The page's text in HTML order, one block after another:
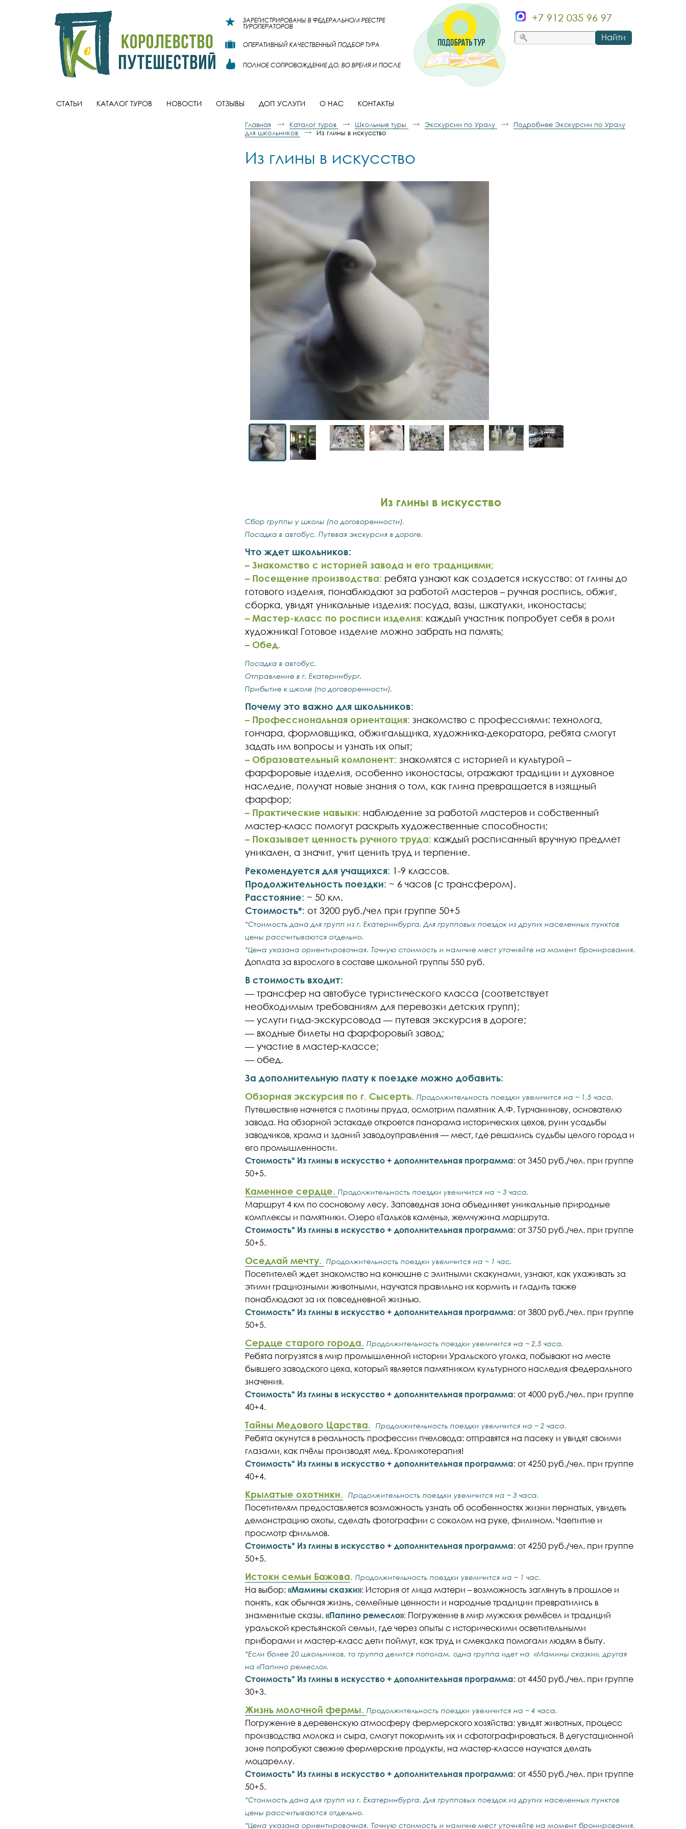
Найти
+7 912 035 96 97
ЗАРЕГИСТРИРОВАНЫ В ФЕДЕРАЛЬНОМ РЕЕСТРЕ
ТУРОПЕРАТОРОВ
ОПЕРАТИВНЫЙ КАЧЕСТВЕННЫЙ ПОДБОР ТУРА
ПОЛНОЕ СОПРОВОЖДЕНИЕ ДО, ВО ВРЕМЯ И ПОСЛЕ
СТАТЬИ КАТАЛОГ ТУРОВ НОВОСТИ ОТЗЫВЫ ДОП УСЛУГИ О НАС КОНТАКТЫ
Главная Каталог туров Школьные туры Экскурсии по Уралу
Подробнее Экскурсии по Уралу
для школьников
Из глины в искусство
Из глины в искусство
Из глины в искусство
Сбор группы у школы (по договоренности).
Посадка в автобус. Путевая экскурсия в дороге.
Что ждет школьников:
– Знакомство с историей завода и его традициями;
– Посещение производства: ребята узнают как создается искусство: от глины до
готового изделия, понаблюдают за работой мастеров – ручная роспись, обжиг,
сборка, увидят уникальные изделия: посуда, вазы, шкатулки, иконостасы;
– Мастер-класс по росписи изделия: каждый участник попробует себя в роли
художника! Готовое изделие можно забрать на память;
– Обед.
Посадка в автобус.
Отправление в г. Екатеринбург.
Прибытие к школе (по договоренности).
Почему это важно для школьников:
– Профессиональная ориентация: знакомство с профессиями: технолога,
гончара, формовщика, обжигальщика, художника-декоратора, ребята смогут
задать им вопросы и узнать их опыт;
– Образовательный компонент:знакомятся с историей и культурой –
фарфоровые изделия, особенно иконостасы, отражают традиции и духовное
наследие, получат новые знания о том, как глина превращается в изящный
фарфор;
– Практические навыки: наблюдение за работой мастеров и собственный
мастер-класс помогут раскрыть художественные способности;
– Показывает ценность ручного труда: каждый расписанный вручную предмет
уникален, а значит, учит ценить труд и терпение.
Рекомендуется для учащихся: 1-9 классов.
Продолжительность поездки: ~ 6 часов (с трансфером).
Расстояние: ~ 50 км.
Стоимость*: от 3200 руб./чел при группе 50+5
*Стоимость дана для групп из г. Екатеринбурга. Для групповых поездок из других населенных пунктов
цены рассчитываются отдельно.
*Цена указана ориентировочная. Точную стоимость и наличие мест уточняйте на момент бронирования.
Доплата за взрослого в составе школьной группы 550 руб.
В стоимость входит:
— трансфер на автобусе туристического класса (соответствует
необходимым требованиям для перевозки детских групп);
— услуги гида-экскурсовода — путевая экскурсия в дороге;
— входные билеты на фарфоровый завод;
— участие в мастер-классе;
— обед.
За дополнительную плату к поездке можно добавить:
Обзорная экскурсия по г. Сысерть.Продолжительность поездки увеличится на ~ 1,5 часа.
Путешествие начнется с плотины пруда, осмотрим памятник А.Ф. Турчанинову, основателю
завода. На обзорной эстакаде откроется панорама исторических цехов, руин усадьбы
заводчиков, храма и зданий заводоуправления — мест, где решались судьбы целого города и
его промышленности.
Стоимость* Из глины в искусство + дополнительная программа:от 3450 руб./чел. при группе
50+5.
Каменное сердце.Продолжительность поездки увеличится на ~ 3 часа.
Маршрут 4 км по сосновому лесу. Заповедная зона объединяет уникальные природные
комплексы и памятники. Озеро «Тальков камень», жемчужина маршрута.
Стоимость* Из глины в искусство + дополнительная программа:от 3750 руб./чел. при группе
50+5.
Оседлай мечту. Продолжительность поездки увеличится на ~ 1 час.
Посетителей ждет знакомство на конюшне с элитными скакунами, узнают, как ухаживать за
этими грациозными животными, научатся правильно их кормить и гладить также
понаблюдают за их повседневной жизнью.
Стоимость* Из глины в искусство + дополнительная программа:от 3800 руб./чел. при группе
50+5.
Сердце старого города. Продолжительность поездки увеличится на ~ 2,5 часа.
Ребята погрузятся в мир промышленной истории Уральского уголка, побывают на месте
бывшего заводского цеха, который является памятником культурного наследия федерального
значения.
Стоимость* Из глины в искусство + дополнительная программа:от 4000 руб./чел. при группе
40+4.
Тайны Медового Царства. Продолжительность поездки увеличится на ~ 2 часа.
Ребята окунутся в реальность профессии пчеловода: отправятся на пасеку и увидят своими
глазами, как пчёлы производят мед. Кроликотерапия!
Стоимость* Из глины в искусство + дополнительная программа:от 4250 руб./чел. при группе
40+4.
Крылатые охотники. Продолжительность поездки увеличится на ~ 3 часа.
Посетителям предоставляется возможность узнать об особенностях жизни пернатых, увидеть
демонстрацию охоты, сделать фотографии с соколом на руке, филином. Чаепитие и
просмотр фильмов.
Стоимость* Из глины в искусство + дополнительная программа:от 4250 руб./чел. при группе
50+5.
Истоки семьи Бажова. Продолжительность поездки увеличится на ~ 1 час.
На выбор:«Мамины сказки»: История от лица матери – возможность заглянуть в прошлое и
понять, как обычная жизнь, семейные ценности и народные традиции превратились в
знаменитые сказы.«Папино ремесло»: Погружение в мир мужских ремёсел и традиций
уральской крестьянской семьи, где через опыты с историческими осветительными
приборами и мастер-класс дети поймут, как труд и смекалка помогали людям в быту.
*Если более 20 школьников, то группа делится пополам, одна группа идет на «Мамины сказки», другая
на «Папино ремесло».
Стоимость* Из глины в искусство + дополнительная программа:от 4450 руб./чел. при группе
30+3.
Жизнь молочной фермы.Продолжительность поездки увеличится на ~ 4 часа.
Погружение в деревенскую атмосферу фермерского хозяйства: увидят животных, процесс
производства молока и сыра, смогут покормить их и сфотографироваться. В дегустационной
зоне попробуют свежие фермерские продукты, на мастер-классе научатся делать
моцареллу.
Стоимость* Из глины в искусство + дополнительная программа:от 4550 руб./чел. при группе
50+5.
*Стоимость дана для групп из г. Екатеринбурга. Для групповых поездок из других населенных пунктов
цены рассчитываются отдельно.
*Цена указана ориентировочная. Точную стоимость и наличие мест уточняйте на момент бронирования.